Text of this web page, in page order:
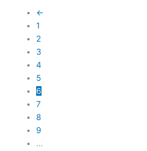
←
1
2
3
4
5
6
7
8
9
…